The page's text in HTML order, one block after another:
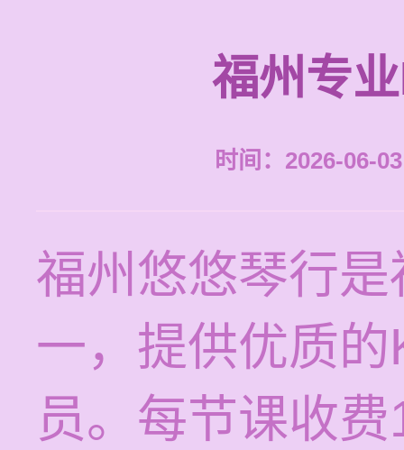
福州专
时间：2026-06-
福州悠悠琴行
一，提供优质
员。每节课收